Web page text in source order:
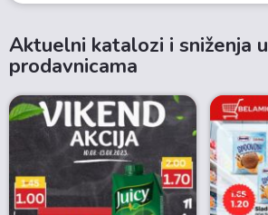
Aktuelni katalozi i sniženja u
prodavnicama